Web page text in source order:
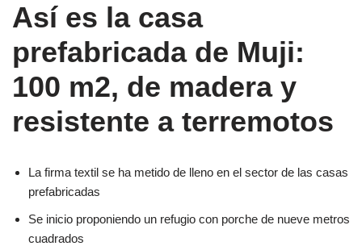
Así es la casa
prefabricada de Muji:
100 m2, de madera y
resistente a terremotos
La firma textil se ha metido de lleno en el sector de las casas
prefabricadas
Se inicio proponiendo un refugio con porche de nueve metros
cuadrados